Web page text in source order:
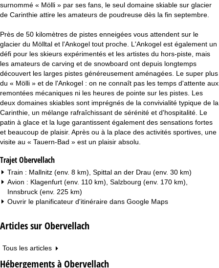
surnommé « Mölli » par ses fans, le seul domaine skiable sur glacier
de Carinthie attire les amateurs de poudreuse dès la fin septembre.
Près de 50 kilomètres de pistes enneigées vous attendent sur le
glacier du Mölltal et l'Ankogel tout proche. L'Ankogel est également un
défi pour les skieurs expérimentés et les artistes du hors-piste, mais
les amateurs de carving et de snowboard ont depuis longtemps
découvert les larges pistes généreusement aménagées. Le super plus
du « Mölli » et de l'Ankogel : on ne connaît pas les temps d'attente aux
remontées mécaniques ni les heures de pointe sur les pistes. Les
deux domaines skiables sont imprégnés de la convivialité typique de la
Carinthie, un mélange rafraîchissant de sérénité et d'hospitalité. Le
patin à glace et la luge garantissent également des sensations fortes
et beaucoup de plaisir. Après ou à la place des activités sportives, une
visite au « Tauern-Bad » est un plaisir absolu.
Trajet Obervellach
Train : Mallnitz (env. 8 km), Spittal an der Drau (env. 30 km)
Avion : Klagenfurt (env. 110 km), Salzbourg (env. 170 km),
Innsbruck (env. 225 km)
Ouvrir le planificateur d'itinéraire dans Google Maps
Articles sur Obervellach
Tous les articles
Hébergements à Obervellach